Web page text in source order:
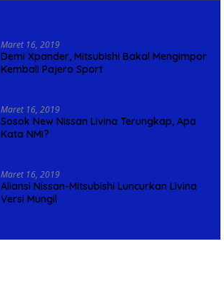
Maret 16, 2019
Demi Xpander, Mitsubishi Bakal Mengimpor
Kembali Pajero Sport
Maret 16, 2019
Sosok New Nissan Livina Terungkap, Apa
Kata NMI?
Maret 16, 2019
Aliansi Nissan-Mitsubishi Luncurkan Livina
Versi Mungil